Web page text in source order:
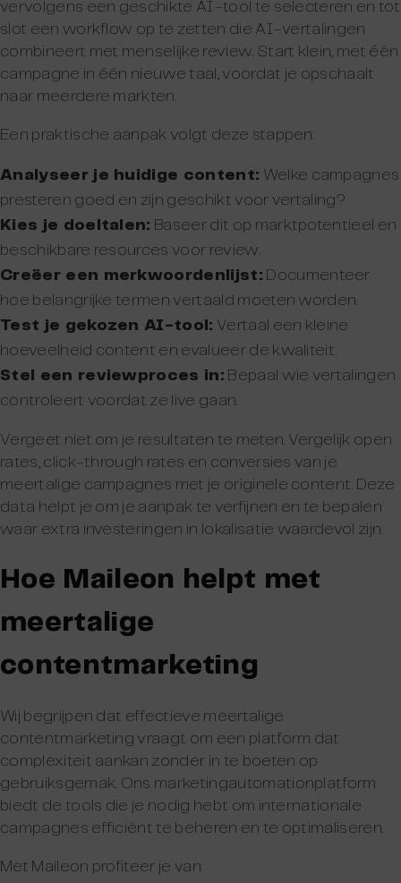
vervolgens een geschikte AI-tool te selecteren en tot
slot een workflow op te zetten die AI-vertalingen
combineert met menselijke review. Start klein, met één
campagne in één nieuwe taal, voordat je opschaalt
naar meerdere markten.
Een praktische aanpak volgt deze stappen:
Analyseer je huidige content: Welke campagnes
presteren goed en zijn geschikt voor vertaling?
Kies je doeltalen: Baseer dit op marktpotentieel en
beschikbare resources voor review.
Creëer een merkwoordenlijst: Documenteer
hoe belangrijke termen vertaald moeten worden.
Test je gekozen AI-tool: Vertaal een kleine
hoeveelheid content en evalueer de kwaliteit.
Stel een reviewproces in: Bepaal wie vertalingen
controleert voordat ze live gaan.
Vergeet niet om je resultaten te meten. Vergelijk open
rates, click-through rates en conversies van je
meertalige campagnes met je originele content. Deze
data helpt je om je aanpak te verfijnen en te bepalen
waar extra investeringen in lokalisatie waardevol zijn.
Hoe Maileon helpt met
meertalige
contentmarketing
Wij begrijpen dat effectieve meertalige
contentmarketing vraagt om een platform dat
complexiteit aankan zonder in te boeten op
gebruiksgemak. Ons marketingautomationplatform
biedt de tools die je nodig hebt om internationale
campagnes efficiënt te beheren en te optimaliseren.
Met Maileon profiteer je van: